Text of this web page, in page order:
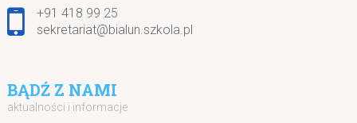
+91 418 99 25
sekretariat@bialun.szkola.pl
BĄDŹ Z NAMI
aktualności i informacje